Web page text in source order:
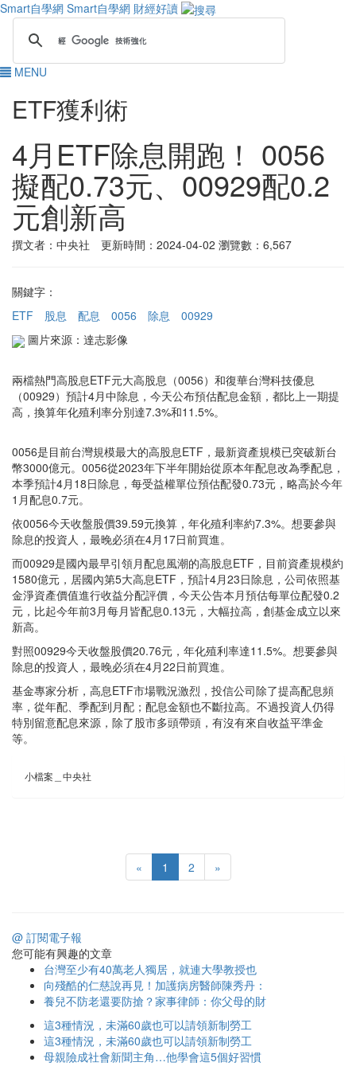
Smart自學網 Smart自學網 財經好讀
MENU
ETF獲利術
4月ETF除息開跑！ 0056
擬配0.73元、00929配0.2
元創新高
撰文者：中央社 更新時間：2024-04-02 瀏覽數：6,567
關鍵字：
ETF
股息 配息 0056 除息
00929
圖片來源：達志影像
兩檔熱門高股息ETF元大高股息（0056）和復華台灣科技優息
（00929）預計4月中除息，今天公布預估配息金額，都比上一期提
高，換算年化殖利率分別達7.3%和11.5%。
0056是目前台灣規模最大的高股息ETF，最新資產規模已突破新台
幣3000億元。0056從2023年下半年開始從原本年配息改為季配息，
本季預計4月18日除息，每受益權單位預估配發0.73元，略高於今年
1月配息0.7元。
依0056今天收盤股價39.59元換算，年化殖利率約7.3%。想要參與
除息的投資人，最晚必須在4月17日前買進。
而00929是國內最早引領月配息風潮的高股息ETF，目前資產規模約
1580億元，居國內第5大高息ETF，預計4月23日除息，公司依照基
金淨資產價值進行收益分配評價，今天公告本月預估每單位配發0.2
元，比起今年前3月每月皆配息0.13元，大幅拉高，創基金成立以來
新高。
對照00929今天收盤股價20.76元，年化殖利率達11.5%。想要參與
除息的投資人，最晚必須在4月22日前買進。
基金專家分析，高息ETF市場戰況激烈，投信公司除了提高配息頻
率，從年配、季配到月配；配息金額也不斷拉高。不過投資人仍得
特別留意配息來源，除了股市多頭帶頭，有沒有來自收益平準金
等。
小檔案＿中央社
« 1 2 »
@ 訂閱電子報
您可能有興趣的文章
台灣至少有40萬老人獨居，就連大學教授也
向殘酷的仁慈說再見！加護病房醫師陳秀丹：
養兒不防老還要防搶？家事律師：你父母的財
這3種情況，未滿60歲也可以請領新制勞工
這3種情況，未滿60歲也可以請領新制勞工
母親險成社會新聞主角…他學會這5個好習慣